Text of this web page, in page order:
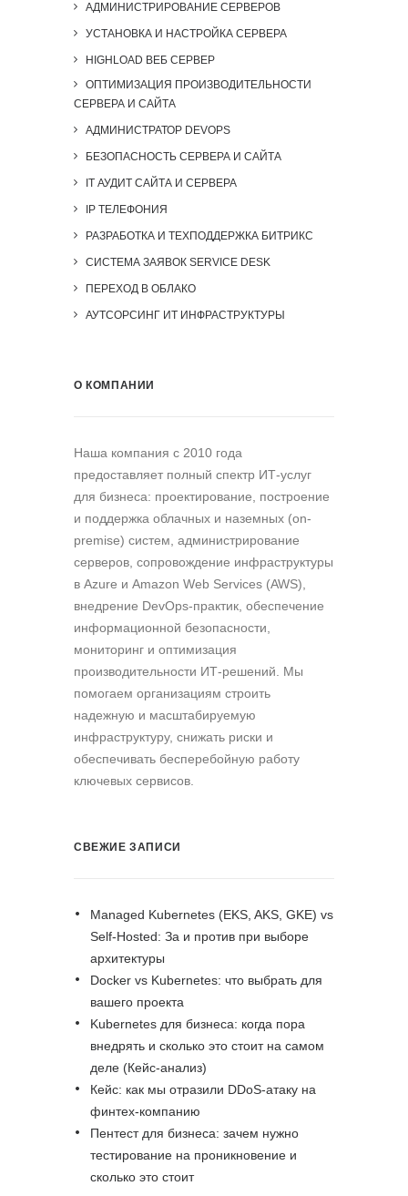
АДМИНИСТРИРОВАНИЕ СЕРВЕРОВ
УСТАНОВКА И НАСТРОЙКА СЕРВЕРА
HIGHLOAD ВЕБ СЕРВЕР
ОПТИМИЗАЦИЯ ПРОИЗВОДИТЕЛЬНОСТИ
СЕРВЕРА И САЙТА
АДМИНИСТРАТОР DEVOPS
БЕЗОПАСНОСТЬ СЕРВЕРА И САЙТА
IT АУДИТ САЙТА И СЕРВЕРА
IP ТЕЛЕФОНИЯ
РАЗРАБОТКА И ТЕХПОДДЕРЖКА БИТРИКС
СИСТЕМА ЗАЯВОК SERVICE DESK
ПЕРЕХОД В ОБЛАКО
АУТСОРСИНГ ИТ ИНФРАСТРУКТУРЫ
О КОМПАНИИ
Наша компания c 2010 года
предоставляет полный спектр ИТ-услуг
для бизнеса: проектирование, построение
и поддержка облачных и наземных (on-
premise) систем, администрирование
серверов, сопровождение инфраструктуры
в Azure и Amazon Web Services (AWS),
внедрение DevOps-практик, обеспечение
информационной безопасности,
мониторинг и оптимизация
производительности ИТ-решений. Мы
помогаем организациям строить
надежную и масштабируемую
инфраструктуру, снижать риски и
обеспечивать бесперебойную работу
ключевых сервисов.
СВЕЖИЕ ЗАПИСИ
Managed Kubernetes (EKS, AKS, GKE) vs
Self-Hosted: За и против при выборе
архитектуры
Docker vs Kubernetes: что выбрать для
вашего проекта
Kubernetes для бизнеса: когда пора
внедрять и сколько это стоит на самом
деле (Кейс-анализ)
Кейс: как мы отразили DDoS-атаку на
финтех-компанию
Пентест для бизнеса: зачем нужно
тестирование на проникновение и
сколько это стоит